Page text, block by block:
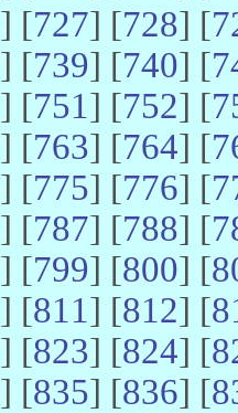
] [727] [728] [
] [739] [740] [
] [751] [752] [
] [763] [764] [
] [775] [776] [
] [787] [788] [
] [799] [800] [
] [811] [812] [
] [823] [824] [
] [835] [836] [